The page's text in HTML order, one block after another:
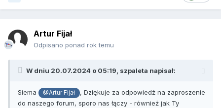
Artur Fijał
Odpisano ponad rok temu
W dniu 20.07.2024 o 05:19, szpaleta napisał:
Siema @Artur Fijał
, Dziękuje za odpowiedź na zaproszenie
do naszego forum, sporo nas łączy - również jak Ty